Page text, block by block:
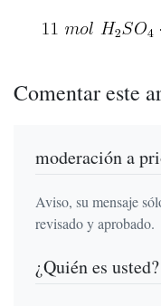
Comentar este
moderación a
Aviso, su mensaje
revisado y aprobado.
¿Quién es usted?